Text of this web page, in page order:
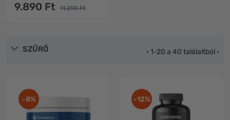
9.890 Ft 11.290 Ft
SZŰRŐ • 1-20 a 40 találaltból •
-8% -12%